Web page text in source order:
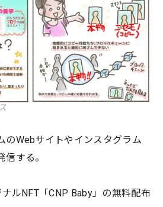
のWebサイトやインスタグラム
する。
ナルNFT「CNP Baby」の無料配布